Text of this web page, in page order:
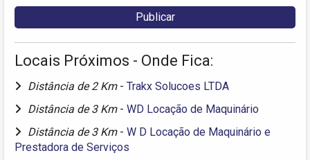
Locais Próximos - Onde Fica:
Distância de 2 Km - Trakx Solucoes LTDA
Distância de 3 Km - WD Locação de Maquinário
Distância de 3 Km - W D Locação de Maquinário e
Prestadora de Serviços